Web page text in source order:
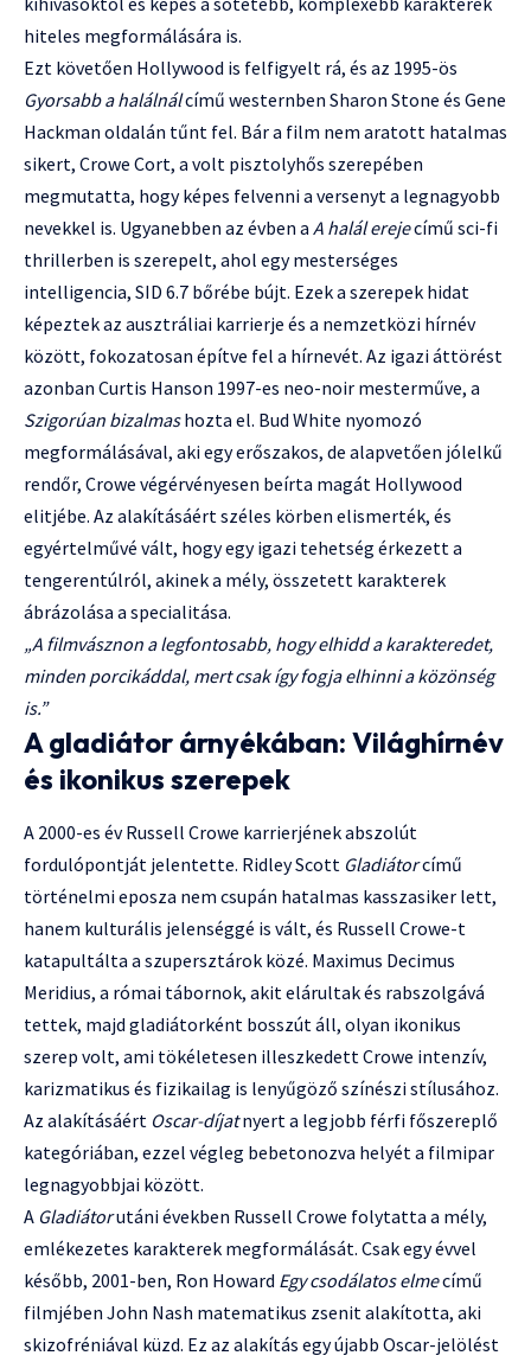
hiteles megformálására is.
Ezt követően Hollywood is felfigyelt rá, és az 1995-ös
Gyorsabb a halálnálcímű westernben Sharon Stone és Gene
Hackman oldalán tűnt fel. Bár a film nem aratott hatalmas
sikert, Crowe Cort, a volt pisztolyhős szerepében
megmutatta, hogy képes felvenni a versenyt a legnagyobb
nevekkel is. Ugyanebben az évben a A halál erejecímű sci-fi
thrillerben is szerepelt, ahol egy mesterséges
intelligencia, SID 6.7 bőrébe bújt. Ezek a szerepek hidat
képeztek az ausztráliai karrierje és a nemzetközi hírnév
között, fokozatosan építve fel a hírnevét. Az igazi áttörést
azonban Curtis Hanson 1997-es neo-noir mesterműve, a
Szigorúan bizalmashozta el. Bud White nyomozó
megformálásával, aki egy erőszakos, de alapvetően jólelkű
rendőr, Crowe végérvényesen beírta magát Hollywood
elitjébe. Az alakításáért széles körben elismerték, és
egyértelművé vált, hogy egy igazi tehetség érkezett a
tengerentúlról, akinek a mély, összetett karakterek
ábrázolása a specialitása.
„A filmvásznon a legfontosabb, hogy elhidd a karakteredet,
minden porcikáddal, mert csak így fogja elhinni a közönség
is.”
A gladiátor árnyékában: Világhírnév
és ikonikus szerepek
A 2000-es év Russell Crowe karrierjének abszolút
fordulópontját jelentette. Ridley Scott Gladiátorcímű
történelmi eposza nem csupán hatalmas kasszasiker lett,
hanem kulturális jelenséggé is vált, és Russell Crowe-t
katapultálta a szupersztárok közé. Maximus Decimus
Meridius, a római tábornok, akit elárultak és rabszolgává
tettek, majd gladiátorként bosszút áll, olyan ikonikus
szerep volt, ami tökéletesen illeszkedett Crowe intenzív,
karizmatikus és fizikailag is lenyűgöző színészi stílusához.
Az alakításáért Oscar-díjatnyert a legjobb férfi főszereplő
kategóriában, ezzel végleg bebetonozva helyét a filmipar
legnagyobbjai között.
A Gladiátorutáni években Russell Crowe folytatta a mély,
emlékezetes karakterek megformálását. Csak egy évvel
később, 2001-ben, Ron Howard Egy csodálatos elmecímű
filmjében John Nash matematikus zsenit alakította, aki
skizofréniával küzd. Ez az alakítás egy újabb Oscar-jelölést